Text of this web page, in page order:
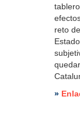
reto
»